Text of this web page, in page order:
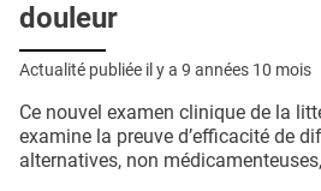
douleur
Actualité publiée il y a 9 années 10 mois
Ce nouvel examen clinique de la
examine la preuve d’efficacité de
alternatives, non